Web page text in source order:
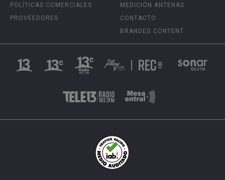
POLÍTICAS COMERCIALES
PROVEEDORES
MEDICIÓN ANTENAS
CONTACTO
BRANDED CONTENT